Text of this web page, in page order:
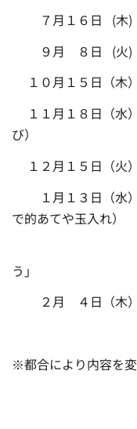
７月１６日 (木)
９月 ８日 (火)
１０月１５日（木
１１月１８日（水
び）
１２月１５日（火
１月１３日（水）
で的あてや玉入れ）
ミニ講座
う」
２月 ４日（木）
※都合により内容を変